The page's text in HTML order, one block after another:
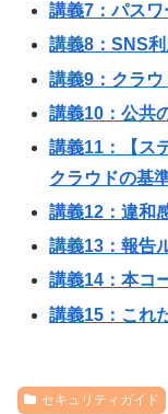
講義7：パスワ
講義8：SNS
講義9：クラ
講義10：公共
講義11：【ス
クラウドの基
講義12：違和
講義13：報告
講義14：本コ
講義15：これ
セキュリティガイド